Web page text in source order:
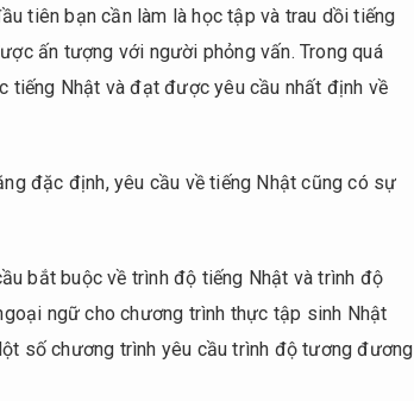
tiên bạn cần làm là học tập và trau dồi tiếng
ấn tượng với người phỏng vấn. Trong quá
tiếng Nhật và đạt được yêu cầu nhất định về
đặc định, yêu cầu về tiếng Nhật cũng có sự
bắt buộc về trình độ tiếng Nhật và trình độ
ngữ cho chương trình thực tập sinh Nhật
số chương trình yêu cầu trình độ tương đương